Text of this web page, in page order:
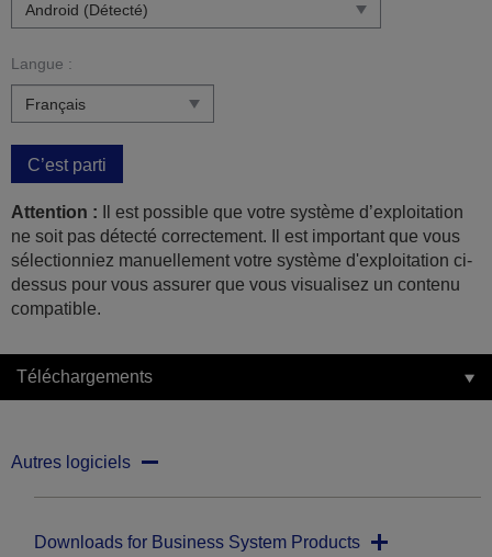
Langue :
C’est parti
Attention : Il est possible que votre système d’exploitation
ne soit pas détecté correctement. Il est important que vous
sélectionniez manuellement votre système d'exploitation ci-
dessus pour vous assurer que vous visualisez un contenu
compatible.
Téléchargements
Autres logiciels
Downloads for Business System Products